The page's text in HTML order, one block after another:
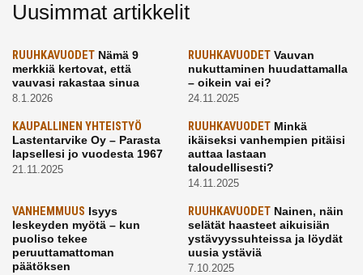
Uusimmat artikkelit
RUUHKAVUODET Nämä 9
merkkiä kertovat, että
vauvasi rakastaa sinua
8.1.2026
RUUHKAVUODETVauvan
nukuttaminen huudattamalla
– oikein vai ei?
24.11.2025
KAUPALLINEN YHTEISTYÖ
Lastentarvike Oy – Parasta
lapsellesi jo vuodesta 1967
21.11.2025
RUUHKAVUODETMinkä
ikäiseksi vanhempien pitäisi
auttaa lastaan
taloudellisesti?
14.11.2025
VANHEMMUUS Isyys
leskeyden myötä – kun
puoliso tekee
peruuttamattoman
päätöksen
RUUHKAVUODETNainen, näin
selätät haasteet aikuisiän
ystävyyssuhteissa ja löydät
uusia ystäviä
7.10.2025